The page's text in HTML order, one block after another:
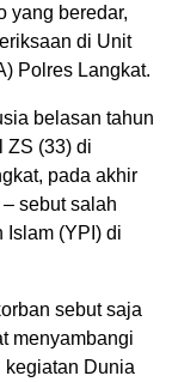
yang beredar,
di Unit
Polres Langkat.
belasan tahun
ZS (33) di
pada akhir
sebut salah
Islam (YPI) di
sebut saja
menyambangi
kegiatan Dunia